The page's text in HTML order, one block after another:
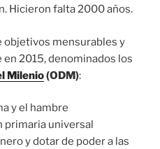
Hicieron falta 2000 años.
objetivos mensurables y
2015, denominados los
Milenio(ODM):
y el hambre
primaria universal
y dotar de poder a las